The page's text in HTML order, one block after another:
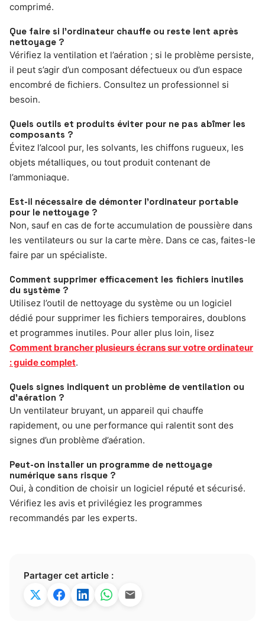
comprimé.
Que faire si l’ordinateur chauffe ou reste lent après
nettoyage ?
Vérifiez la ventilation et l’aération ; si le problème persiste,
il peut s’agir d’un composant défectueux ou d’un espace
encombré de fichiers. Consultez un professionnel si
besoin.
Quels outils et produits éviter pour ne pas abîmer les
composants ?
Évitez l’alcool pur, les solvants, les chiffons rugueux, les
objets métalliques, ou tout produit contenant de
l’ammoniaque.
Est-il nécessaire de démonter l’ordinateur portable
pour le nettoyage ?
Non, sauf en cas de forte accumulation de poussière dans
les ventilateurs ou sur la carte mère. Dans ce cas, faites-le
faire par un spécialiste.
Comment supprimer efficacement les fichiers inutiles
du système ?
Utilisez l’outil de nettoyage du système ou un logiciel
dédié pour supprimer les fichiers temporaires, doublons
et programmes inutiles. Pour aller plus loin, lisez
Comment brancher plusieurs écrans sur votre ordinateur
: guide complet.
Quels signes indiquent un problème de ventilation ou
d’aération ?
Un ventilateur bruyant, un appareil qui chauffe
rapidement, ou une performance qui ralentit sont des
signes d’un problème d’aération.
Peut-on installer un programme de nettoyage
numérique sans risque ?
Oui, à condition de choisir un logiciel réputé et sécurisé.
Vérifiez les avis et privilégiez les programmes
recommandés par les experts.
Partager cet article :